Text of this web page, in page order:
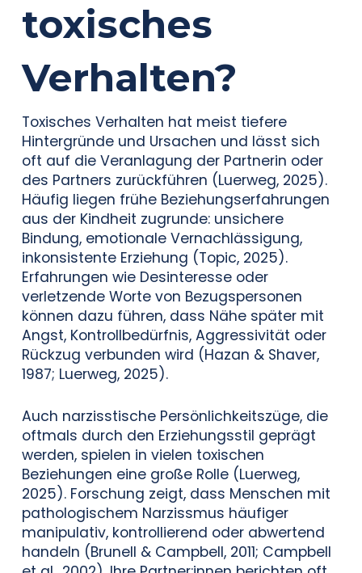
toxisches
Verhalten?
Toxisches Verhalten hat meist tiefere
Hintergründe und Ursachen und lässt sich
oft auf die Veranlagung der Partnerin oder
des Partners zurückführen (Luerweg, 2025).
Häufig liegen frühe Beziehungserfahrungen
aus der Kindheit zugrunde: unsichere
Bindung, emotionale Vernachlässigung,
inkonsistente Erziehung (Topic, 2025).
Erfahrungen wie Desinteresse oder
verletzende Worte von Bezugspersonen
können dazu führen, dass Nähe später mit
Angst, Kontrollbedürfnis, Aggressivität oder
Rückzug verbunden wird (Hazan & Shaver,
1987; Luerweg, 2025).
Auch narzisstische Persönlichkeitszüge, die
oftmals durch den Erziehungsstil geprägt
werden, spielen in vielen toxischen
Beziehungen eine große Rolle (Luerweg,
2025). Forschung zeigt, dass Menschen mit
pathologischem Narzissmus häufiger
manipulativ, kontrollierend oder abwertend
handeln (Brunell & Campbell, 2011; Campbell